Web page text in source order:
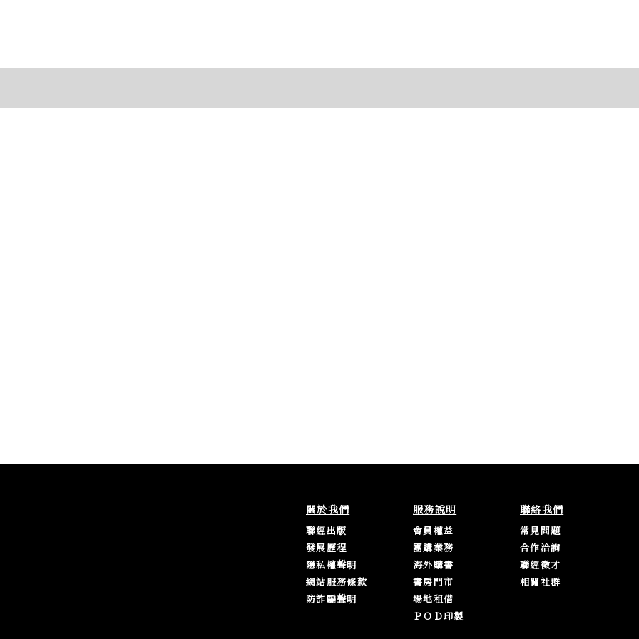
關於我們
聯經出版
發展歷程
隱私權聲明
網站服務條款
防詐騙聲明
服務說明
會員權益
團購業務
海外購書
書房門市
場地租借
ＰＯＤ印製
聯絡我們
常見問題
合作洽詢
聯經徵才
相關社群